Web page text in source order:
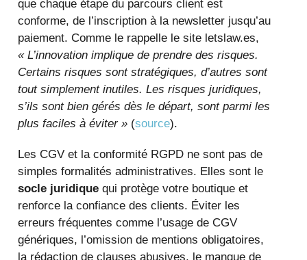
que chaque étape du parcours client est
conforme, de l’inscription à la newsletter jusqu’au
paiement. Comme le rappelle le site letslaw.es,
« L’innovation implique de prendre des risques.
Certains risques sont stratégiques, d’autres sont
tout simplement inutiles. Les risques juridiques,
s’ils sont bien gérés dès le départ, sont parmi les
plus faciles à éviter » (source).
Les CGV et la conformité RGPD ne sont pas de
simples formalités administratives. Elles sont le
socle juridique qui protège votre boutique et
renforce la confiance des clients. Éviter les
erreurs fréquentes comme l’usage de CGV
génériques, l’omission de mentions obligatoires,
la rédaction de clauses abusives, le manque de